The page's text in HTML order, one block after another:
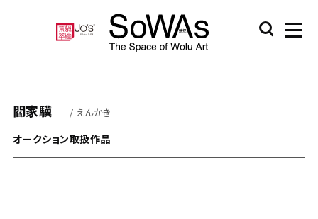
閻家驥 / えんかき
オークション取扱作品